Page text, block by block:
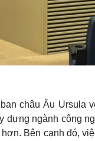
châu Âu Ursula
dựng ngành công
Bên cạnh đó,